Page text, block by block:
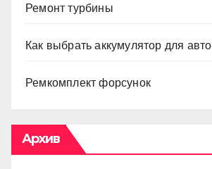
Ремонт турбины
Как выбрать аккумулятор для авто
Ремкомплект форсунок
Архив